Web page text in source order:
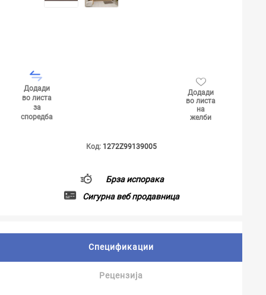
Додади
во листа
за
споредба
Додади
во листа
на
желби
Код: 1272Z99139005
Брза испорака
Сигурна веб продавница
Спецификации
Рецензија